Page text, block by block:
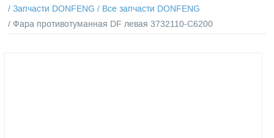
/Запчасти DONFENG / Все запчасти DONFENG
/ Фара противотуманная DF левая 3732110-С6200